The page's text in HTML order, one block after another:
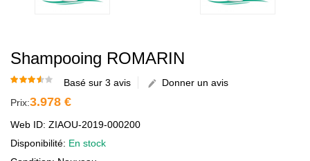
Shampooing ROMARIN
Basé sur 3 avis
Donner un avis
Prix:3.978 €
Web ID: ZIAOU-2019-000200
Disponibilité: En stock